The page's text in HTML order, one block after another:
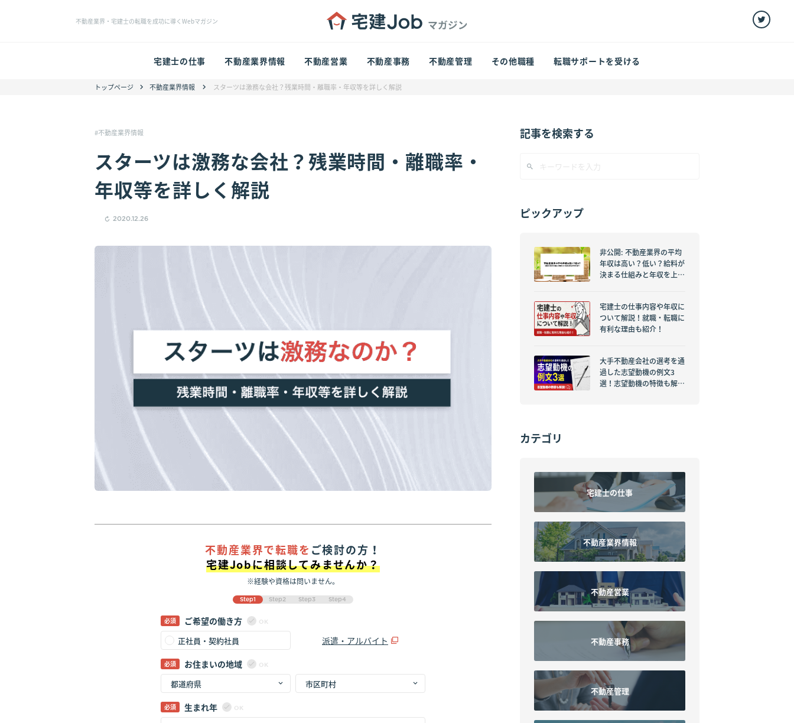
不動産業界・宅建士の転職を成功に導くWebマガジン
宅建士の仕事 不動産業界情報 不動産営業 不動産事務 不動産管理 その他職種 転職サポートを受ける
トップページ 不動産業界情報 スターツは激務な会社？残業時間・離職率・年収等を詳しく解説
不動産業界情報
スターツは激務な会社？残業時間・離職率・
年収等を詳しく解説
2020.12.26
不動産業界で転職を ご検討の方！
宅建Jobに相談してみませんか？
※経験や資格は問いません。
Step1 Step2 Step3 Step4
ご希望の働き方 OK
正社員・契約社員
派遣・アルバイト
お住まいの地域
OK
生まれ年 OK
記事を検索する
ピックアップ
非公開: 不動産業界の平均
年収は高い？低い？給料が
決まる仕組みと年収を上げ
宅建士の仕事内容や年収に
ついて解説！就職・転職に
有利な理由も紹介！
大手不動産会社の選考を通
過した志望動機の例文3
選！志望動機の特徴も解
カテゴリ
宅建士の仕事
不動産業界情報
不動産営業
不動産事務
不動産管理